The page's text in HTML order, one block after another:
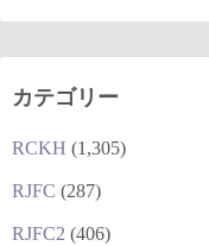
カテゴリー
RCKH (1,305)
RJFC (287)
RJFC2 (406)